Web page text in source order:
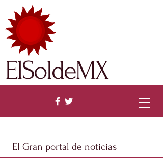
El Gran portal de noticias
ElSoldeMX